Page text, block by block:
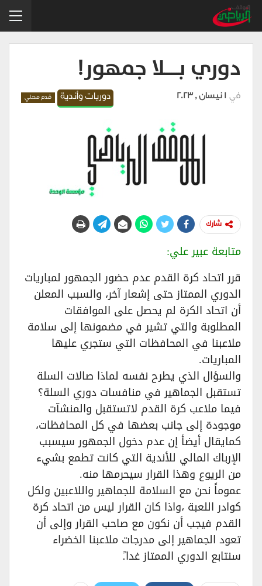
دوري بــــــلا جمهور!
دوريات وأندية قدم محلي في 1 نيسان , 2023
شارك
متابعة عبير علي:
قرر اتحاد كرة القدم عدم حضور الجمهور لمباريات
الدوري الممتاز حتى إشعار آخر، والسبب المعلن
أن اتحاد الكرة لم يحصل على الموافقات
المطلوبة والتي تشير في مضمونها إلى سلامة
ملاعبنا في المحافظات التي ستجري عليها
المباريات.
والسؤال الذي يطرح نفسه لماذا صالات السلة
تستقبل الجماهير في منافسات دوري السلة؟
فيما ملاعب كرة القدم لاتستقبل والمنشآت
موجودة إلى جانب بعضها في كل المحافظات،
كمايقال أيضأ إن عدم دخول الجمهور سيسبب
الإرباك المالي للأندية التي كانت تطمع بشيء
من الريوع وهذا القرار سيحرمها منه.
عموماً نحن مع السلامة للجماهير واللاعبين ولكل
كوادر اللعبة ،واذا كان القرار ليس من اتحاد كرة
القدم فيجب أن نكون مع صاحب القرار وإلى أن
تعود الجماهير إلى مدرجات ملاعبنا الخضراء
سنتابع الدوري الممتاز غدا.ً